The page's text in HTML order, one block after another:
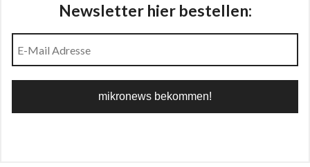
Newsletter hier bestellen: